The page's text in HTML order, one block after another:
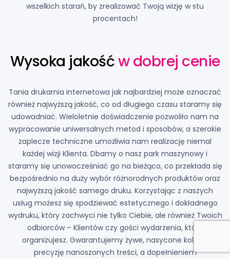
wszelkich starań, by zrealizować Twoją wizję w stu
procentach!
Wysoka jakośćw dobrej cenie
Tania drukarnia internetowa jak najbardziej może oznaczać
również najwyższą jakość, co od długiego czasu staramy się
udowadniać. Wieloletnie doświadczenie pozwoliło nam na
wypracowanie uniwersalnych metod i sposobów, a szerokie
zaplecze techniczne umożliwia nam realizację niemal
każdej wizji Klienta. Dbamy o nasz park maszynowy i
staramy się unowocześniać go na bieżąco, co przekłada się
bezpośrednio na duży wybór różnorodnych produktów oraz
najwyższą jakość samego druku. Korzystając z naszych
usług możesz się spodziewać estetycznego i dokładnego
wydruku, który zachwyci nie tylko Ciebie, ale również Twoich
odbiorców – Klientów czy gości wydarzenia, które
organizujesz. Gwarantujemy żywe, nasycone kolory i
precyzję nanoszonych treści, a dopełnieniem